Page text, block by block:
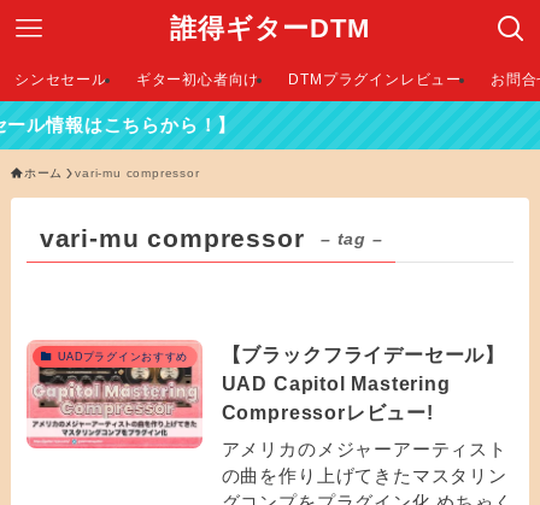
誰得ギターDTM
シンセセール ギター初心者向け DTMプラグインレビュー お問
報はこちらから！】
ホーム vari-mu compressor
vari-mu compressor – tag –
UADプラグインおすすめ
【ブラックフライデーセール】
UAD Capitol Mastering
Compressorレビュー!
アメリカのメジャーアーティスト
の曲を作り上げてきたマスタリン